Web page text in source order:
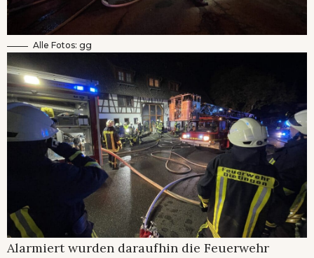
Alle Fotos: gg
Alarmiert wurden daraufhin die Feuerwehr